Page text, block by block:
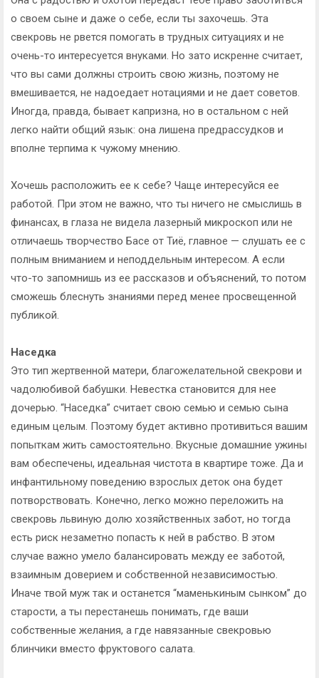
о своем сыне и даже о себе, если ты захочешь. Эта
свекровь не рвется помогать в трудных ситуациях и не
очень-то интересуется внуками. Но зато искренне считает,
что вы сами должны строить свою жизнь, поэтому не
вмешивается, не надоедает нотациями и не дает советов.
Иногда, правда, бывает капризна, но в остальном с ней
легко найти общий язык: она лишена предрассудков и
вполне терпима к чужому мнению.
Хочешь расположить ее к себе? Чаще интересуйся ее
работой. При этом не важно, что ты ничего не смыслишь в
финансах, в глаза не видела лазерный микроскоп или не
отличаешь творчество Басе от Тиё, главное — слушать ее с
полным вниманием и неподдельным интересом. А если
что-то запомнишь из ее рассказов и объяснений, то потом
сможешь блеснуть знаниями перед менее просвещенной
публикой.
Наседка
Это тип жертвенной матери, благожелательной свекрови и
чадолюбивой бабушки. Невестка становится для нее
дочерью. “Наседка” считает свою семью и семью сына
единым целым. Поэтому будет активно противиться вашим
попыткам жить самостоятельно. Вкусные домашние ужины
вам обеспечены, идеальная чистота в квартире тоже. Да и
инфантильному поведению взрослых деток она будет
потворствовать. Конечно, легко можно переложить на
свекровь львиную долю хозяйственных забот, но тогда
есть риск незаметно попасть к ней в рабство. В этом
случае важно умело балансировать между ее заботой,
взаимным доверием и собственной независимостью.
Иначе твой муж так и останется “маменькиным сынком” до
старости, а ты перестанешь понимать, где ваши
собственные желания, а где навязанные свекровью
блинчики вместо фруктового салата.